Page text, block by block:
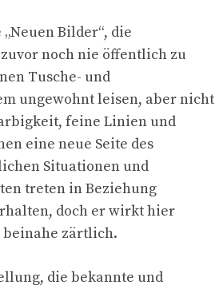
Bilder“, die
noch nie öffentlich zu
Tusche- und
ungewohnt leisen, aber nicht
feine Linien und
eine neue Seite des
Situationen und
treten in Beziehung
doch er wirkt hier
zärtlich.
die bekannte und